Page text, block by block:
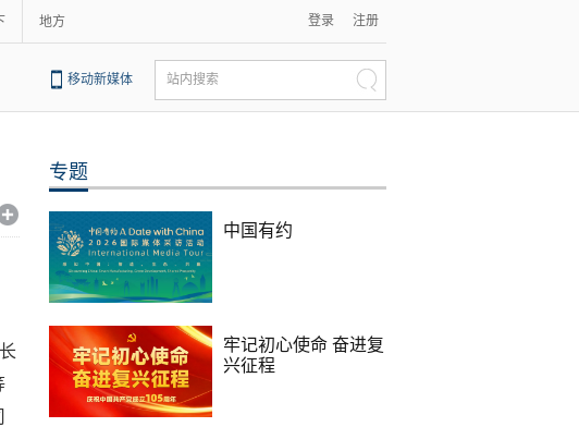
地方 登录 注册
移动新媒体 站内搜索
专题
中国有约
牢记初心使命 奋进复
兴征程